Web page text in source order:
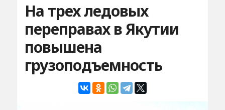
На трех ледовых
переправах в Якутии
повышена
грузоподъемность